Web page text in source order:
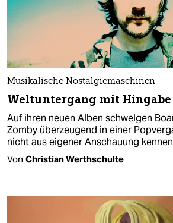
Musikalische Nostalgiemaschinen
Weltuntergang mit Hingabe
Auf ihren neuen Alben schwelgen
Zomby überzeugend in einer
nicht aus eigener Anschauung
Von Christian Werthschulte